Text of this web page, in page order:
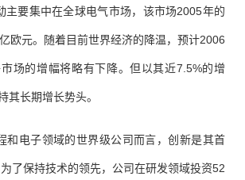
主要集中在全球电气市场，该市场2005年的
欧元。随着目前世界经济的降温，预计2006
场的增幅将略有下降。但以其近7.5%的增
其长期增长势头。
和电子领域的世界级公司而言，创新是其首
了保持技术的领先，公司在研发领域投资52